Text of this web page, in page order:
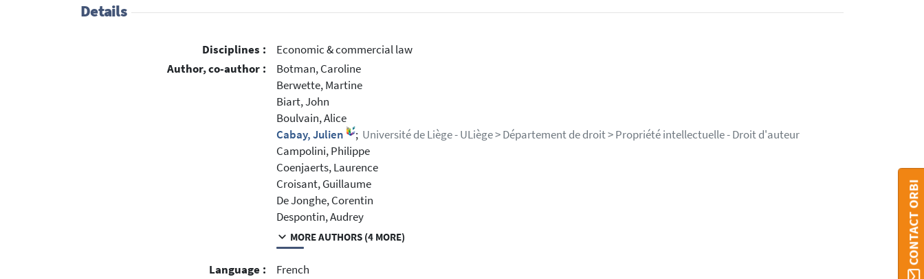
Details
Disciplines :
Economic & commercial law
Author, co-author :
Botman, Caroline
Berwette, Martine
Biart, John
Boulvain, Alice
Cabay, Julien
; Université de Liège - ULiège > Département de droit > Propriété intellectuelle - Droit d'auteur
Campolini, Philippe
Coenjaerts, Laurence
Croisant, Guillaume
De Jonghe, Corentin
Despontin, Audrey
MORE AUTHORS (4 MORE)
Language :
French
CONTACT ORBI